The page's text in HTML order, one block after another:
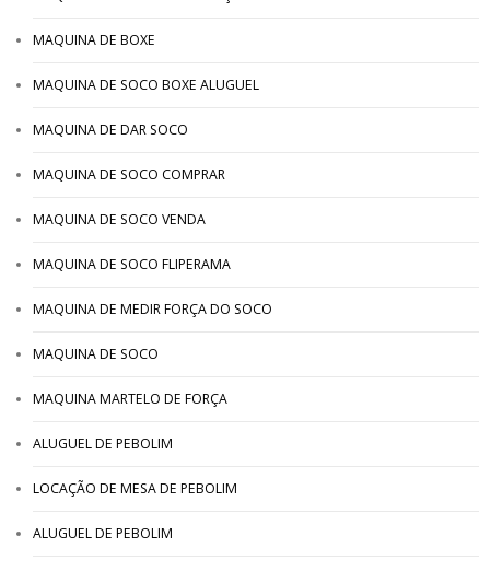
MAQUINA DE BOXE
MAQUINA DE SOCO BOXE ALUGUEL
MAQUINA DE DAR SOCO
MAQUINA DE SOCO COMPRAR
MAQUINA DE SOCO VENDA
MAQUINA DE SOCO FLIPERAMA
MAQUINA DE MEDIR FORÇA DO SOCO
MAQUINA DE SOCO
MAQUINA MARTELO DE FORÇA
ALUGUEL DE PEBOLIM
LOCAÇÃO DE MESA DE PEBOLIM
ALUGUEL DE PEBOLIM